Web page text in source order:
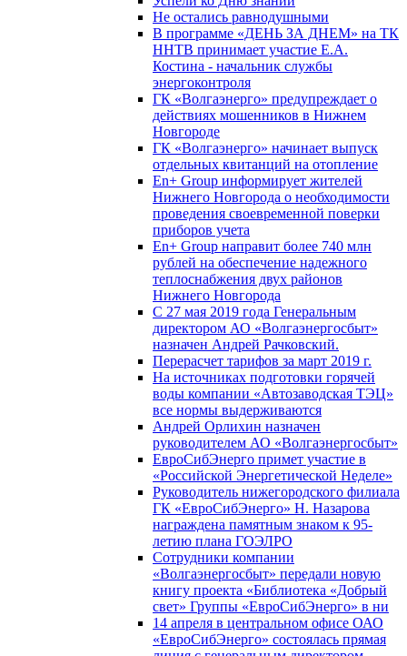
Не остались равнодушными
В программе «ДЕНЬ ЗА ДНЕМ» на ТК
ННТВ принимает участие Е.А.
Костина - начальник службы
энергоконтроля
ГК «Волгаэнерго» предупреждает о
действиях мошенников в Нижнем
Новгороде
ГК «Волгаэнерго» начинает выпуск
отдельных квитанций на отопление
En+ Group информирует жителей
Нижнего Новгорода о необходимости
проведения своевременной поверки
приборов учета
En+ Group направит более 740 млн
рублей на обеспечение надежного
теплоснабжения двух районов
Нижнего Новгорода
С 27 мая 2019 года Генеральным
директором АО «Волгаэнергосбыт»
назначен Андрей Рачковский.
Перерасчет тарифов за март 2019 г.
На источниках подготовки горячей
воды компании «Автозаводская ТЭЦ»
все нормы выдерживаются
Андрей Орлихин назначен
руководителем АО «Волгаэнергосбыт»
ЕвроСибЭнерго примет участие в
«Российской Энергетической Неделе»
Руководитель нижегородского филиала
ГК «ЕвроСибЭнерго» Н. Назарова
награждена памятным знаком к 95-
летию плана ГОЭЛРО
Сотрудники компании
«Волгаэнергосбыт» передали новую
книгу проекта «Библиотека «Добрый
свет» Группы «ЕвроСибЭнерго» в ни
14 апреля в центральном офисе ОАО
«ЕвроСибЭнерго» состоялась прямая